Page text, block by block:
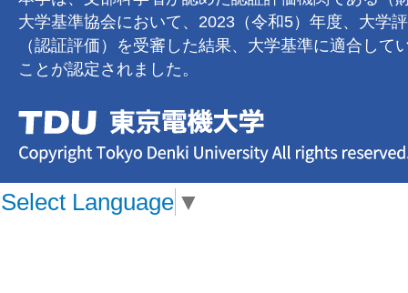
大学基準協会において、2023（令和5）年度、大学
（認証評価）を受審した結果、大学基準に適合して
ことが認定されました。
Select Language ▼